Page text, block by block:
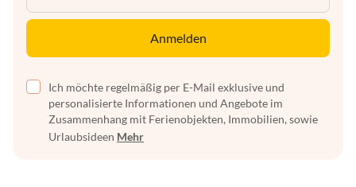
Anmelden
Ich möchte regelmäßig per E-Mail exklusive und
personalisierte Informationen und Angebote im
Zusammenhang mit Ferienobjekten, Immobilien, sowie
Urlaubsideen Mehr